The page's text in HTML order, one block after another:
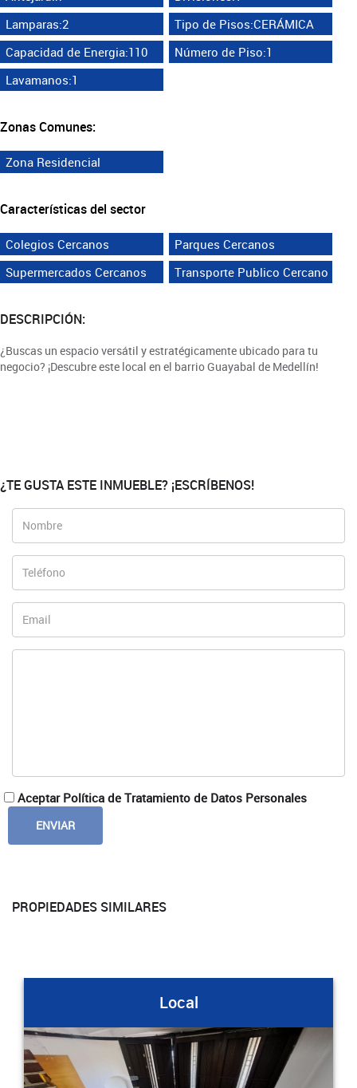
Lamparas:2
Tipo de Pisos:CERÁMICA
Capacidad de Energia:110
Número de Piso:1
Lavamanos:1
Zonas Comunes:
Zona Residencial
Características del sector
Colegios Cercanos
Parques Cercanos
Supermercados Cercanos
Transporte Publico Cercano
DESCRIPCIÓN:
¿Buscas un espacio versátil y estratégicamente ubicado para tu
negocio? ¡Descubre este local en el barrio Guayabal de Medellín!
¿TE GUSTA ESTE INMUEBLE? ¡ESCRÍBENOS!
Aceptar Política de Tratamiento de Datos Personales
PROPIEDADES SIMILARES
Local